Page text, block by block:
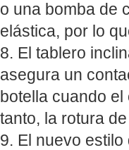
o una bomba de
elástica, por lo
8. El tablero
asegura un
botella cuando
tanto, la rotura
9. El nuevo